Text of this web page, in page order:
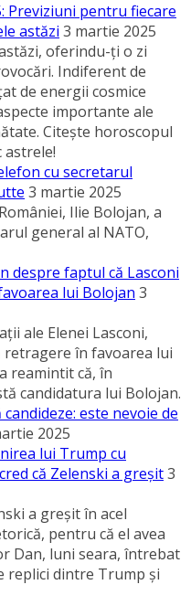
Previziuni pentru fiecare
astăzi 3 martie 2025
oferindu-ţi o zi
Indiferent de
de energii cosmice
importante ale
Citeşte horoscopul
astrele!
cu secretarul
3 martie 2025
Ilie Bolojan, a
general al NATO,
despre faptul că Lasconi
lui Bolojan 3
ale Elenei Lasconi,
în favoarea lui
reamintit că, în
candidatura lui Bolojan.
este nevoie de
2025
lui Trump cu
că Zelenski a greşit3
a greşit în acel
pentru că el avea
Dan, luni seara, întrebat
replici dintre Trump şi